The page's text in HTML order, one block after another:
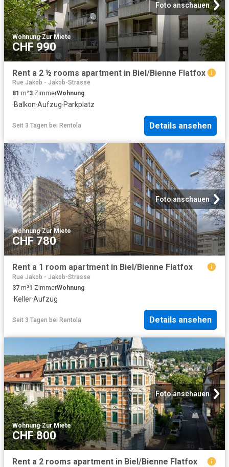
Foto anschauen
Wohnung·Zur Miete
CHF 990
Rent a 2 ½ rooms apartment in Biel/Bienne Flatfox
Rue Jakob - Jakob-Strasse
81 m²3 ZimmerWohnung
·Balkon·Aufzug·Parkplatz
Seit 3 Tagen bei Rentola Details ansehen
Foto anschauen
Wohnung·Zur Miete
CHF 780
Rent a 1 room apartment in Biel/Bienne Flatfox
Rue Jakob - Jakob-Strasse
37 m²1 ZimmerWohnung
·Keller·Aufzug
Seit 3 Tagen bei Rentola Details ansehen
Foto anschauen
Wohnung·Zur Miete
CHF 800
Rent a 2 rooms apartment in Biel/Bienne Flatfox